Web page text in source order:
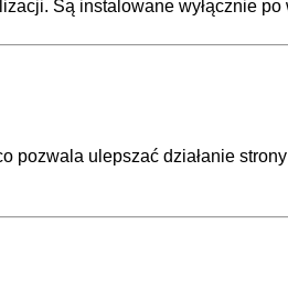
Są instalowane wyłącznie po
pozwala ulepszać działanie